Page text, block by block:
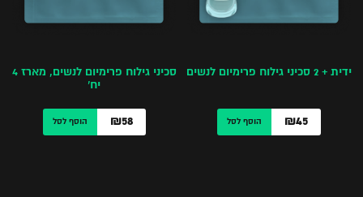
ידית + 2 סכיני גילוח פרימיום לנשים
₪45 הוסף לסל
סכיני גילוח פרימיום לנשים, מארז 4
יח’
₪58 הוסף לסל